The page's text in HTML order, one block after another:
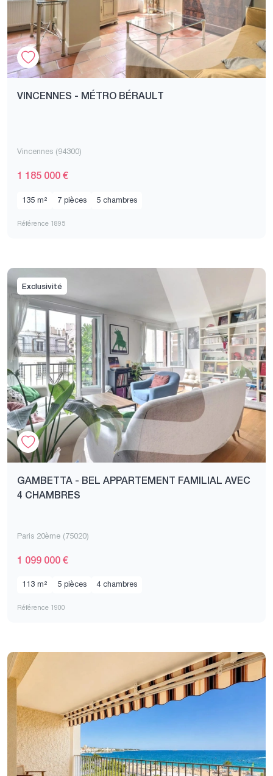
VINCENNES - MÉTRO BÉRAULT
Vincennes (94300)
1 185 000 €
135 m² 7 pièces 5 chambres
Référence 1895
Exclusivité
GAMBETTA - BEL APPARTEMENT FAMILIAL AVEC
4 CHAMBRES
Paris 20ème (75020)
1 099 000 €
113 m² 5 pièces 4 chambres
Référence 1900